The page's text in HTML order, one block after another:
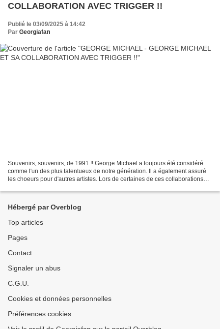
COLLABORATION AVEC TRIGGER !!
Publié le 03/09/2025 à 14:42
Par Georgiafan
Souvenirs, souvenirs, de 1991 !! George Michael a toujours été considéré
comme l'un des plus talentueux de notre génération. Il a également assuré
les choeurs pour d'autres artistes. Lors de certaines de ces collaborations
Hébergé par Overblog
Top articles
Pages
Contact
Signaler un abus
C.G.U.
Cookies et données personnelles
Préférences cookies